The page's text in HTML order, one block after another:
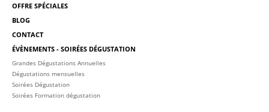
OFFRE SPÉCIALES
BLOG
CONTACT
ÉVÈNEMENTS - SOIRÉES DÉGUSTATION
Grandes Dégustations Annuelles
Dégustations mensuelles
Soirées Dégustation
Soirées Formation dégustation